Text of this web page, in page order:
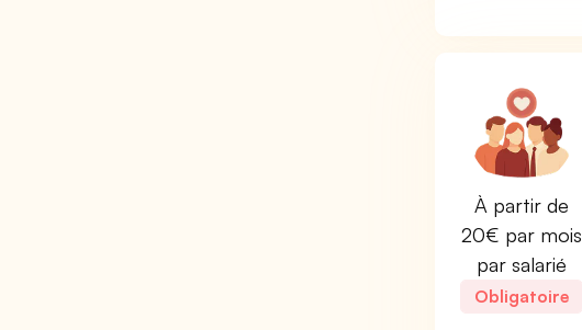
À partir de
20€ par mois
par salarié
Obligatoire